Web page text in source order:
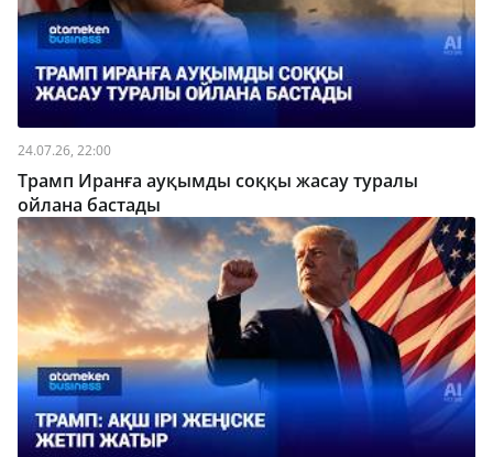
24.07.26, 22:00
Трамп Иранға ауқымды соққы жасау туралы
ойлана бастады